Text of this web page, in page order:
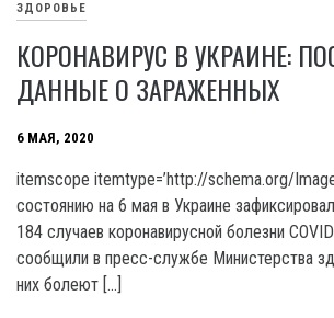
ЗДОРОВЬЕ
КОРОНАВИРУС В УКРАИНЕ:
ДАННЫЕ О ЗАРАЖЕННЫХ
6 МАЯ, 2020
itemscope itemtype=’http://schema.org/
состоянию на 6 мая в Украине
184 случаев коронавирусной болезни
сообщили в пресс-службе Министерства
них болеют […]